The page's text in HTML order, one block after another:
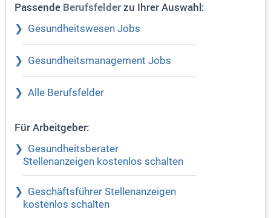
Passende Berufsfelder zu Ihrer Auswahl:
Gesundheitswesen Jobs
Gesundheitsmanagement Jobs
Alle Berufsfelder
Für Arbeitgeber:
Gesundheitsberater
Stellenanzeigen kostenlos schalten
Geschäftsführer Stellenanzeigen
kostenlos schalten